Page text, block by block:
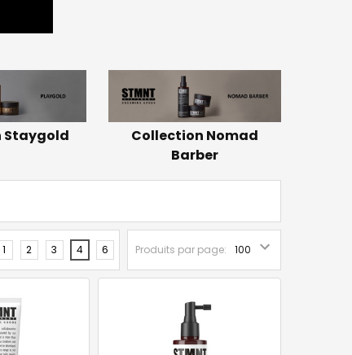
Staygold
Collection Nomad
Barber
Produits par page:
1 2 3 4 6